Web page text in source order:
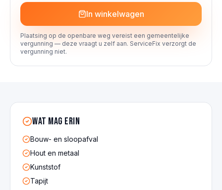
In winkelwagen
Plaatsing op de openbare weg vereist een gemeentelijke
vergunning — deze vraagt u zelf aan. ServiceFix verzorgt de
vergunning niet.
Wat mag erin
Bouw- en sloopafval
Hout en metaal
Kunststof
Tapijt